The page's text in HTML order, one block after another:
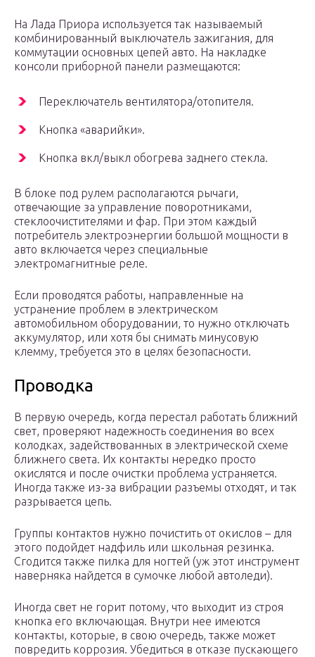
На Лада Приора используется так называемый
комбинированный выключатель зажигания, для
коммутации основных цепей авто. На накладке
консоли приборной панели размещаются:
Переключатель вентилятора/отопителя.
Кнопка «аварийки».
Кнопка вкл/выкл обогрева заднего стекла.
В блоке под рулем располагаются рычаги,
отвечающие за управление поворотниками,
стеклоочистителями и фар. При этом каждый
потребитель электроэнергии большой мощности в
авто включается через специальные
электромагнитные реле.
Если проводятся работы, направленные на
устранение проблем в электрическом
автомобильном оборудовании, то нужно отключать
аккумулятор, или хотя бы снимать минусовую
клемму, требуется это в целях безопасности.
Проводка
В первую очередь, когда перестал работать ближний
свет, проверяют надежность соединения во всех
колодках, задействованных в электрической схеме
ближнего света. Их контакты нередко просто
окислятся и после очистки проблема устраняется.
Иногда также из-за вибрации разъемы отходят, и так
разрывается цепь.
Группы контактов нужно почистить от окислов – для
этого подойдет надфиль или школьная резинка.
Сгодится также пилка для ногтей (уж этот инструмент
наверняка найдется в сумочке любой автоледи).
Иногда свет не горит потому, что выходит из строя
кнопка его включающая. Внутри нее имеются
контакты, которые, в свою очередь, также может
повредить коррозия. Убедиться в отказе пускающего